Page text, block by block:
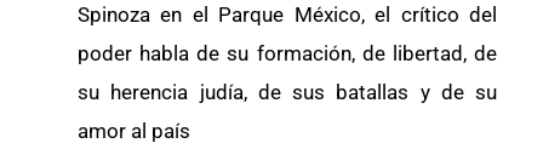
Spinoza en el Parque México, el crítico del
poder habla de su formación, de libertad, de
su herencia judía, de sus batallas y de su
amor al país